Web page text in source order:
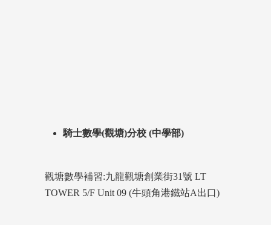
騎士數學(觀塘)分校 (中學部)
觀塘數學補習:九龍觀塘創業街31號 LT
TOWER 5/F Unit 09 (牛頭角港鐵站A出口)